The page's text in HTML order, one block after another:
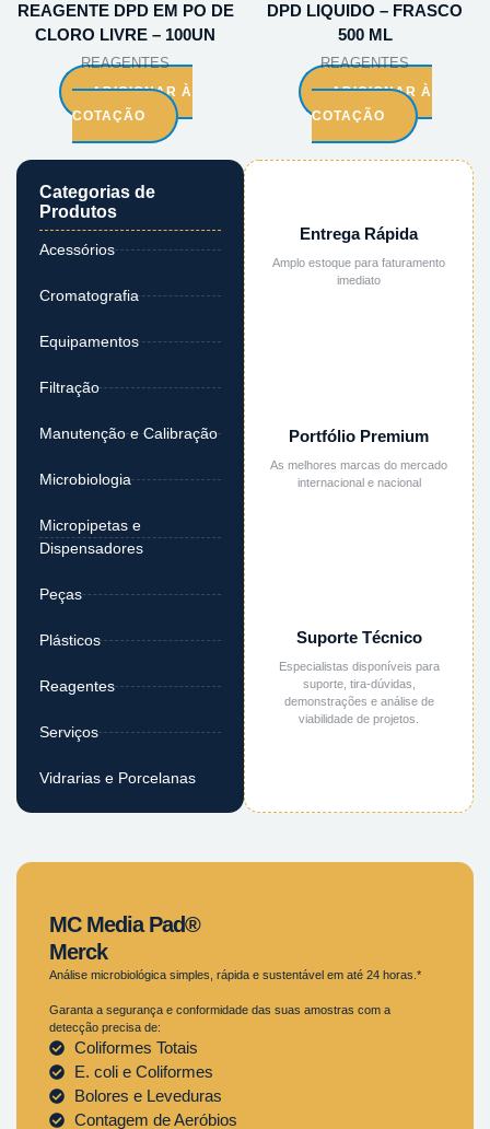
Categorias de
Produtos
Acessórios
Cromatografia
Equipamentos
Filtração
Manutenção e Calibração
Microbiologia
Micropipetas e
Dispensadores
Peças
Plásticos
Reagentes
Serviços
Vidrarias e Porcelanas
Entrega Rápida
Amplo estoque para faturamento
imediato
Portfólio Premium
As melhores marcas do mercado
internacional e nacional
Suporte Técnico
Especialistas disponíveis para
suporte, tira-dúvidas,
demonstrações e análise de
viabilidade de projetos.
REAGENTE DPD EM PO DE
CLORO LIVRE – 100UN
REAGENTES
ADICIONAR À
COTAÇÃO
DPD LIQUIDO – FRASCO
500 ML
REAGENTES
ADICIONAR À
COTAÇÃO
MC Media Pad®
Merck
Análise microbiológica simples, rápida e sustentável em até 24 horas.*
Garanta a segurança e conformidade das suas amostras com a
detecção precisa de:
Coliformes Totais
E. coli e Coliformes
Bolores e Leveduras
Contagem de Aeróbios